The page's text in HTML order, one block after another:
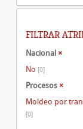
FILTRAR
Nacional ×
No [0]
Procesos ×
Moldeo por
[0]